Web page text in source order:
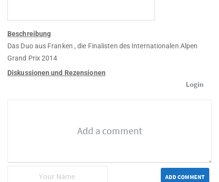
Beschreibung
Das Duo aus Franken , die Finalisten des Internationalen Alpen
Grand Prix 2014
Diskussionen und Rezensionen
Login
ADD COMMENT